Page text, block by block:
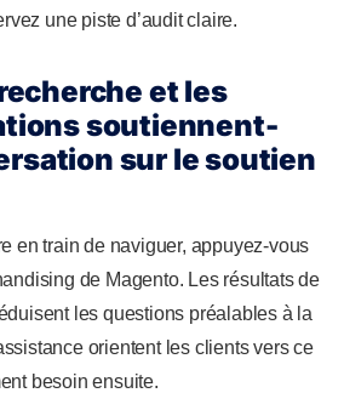
une piste d’audit claire.
et les
soutiennent-
sur le soutien
en train de naviguer, appuyez-vous
de Magento. Les résultats de
les questions préalables à la
orientent les clients vers ce
besoin ensuite.